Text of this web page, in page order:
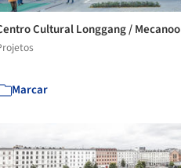
Cultural Longgang / Mecanoo
Marcar